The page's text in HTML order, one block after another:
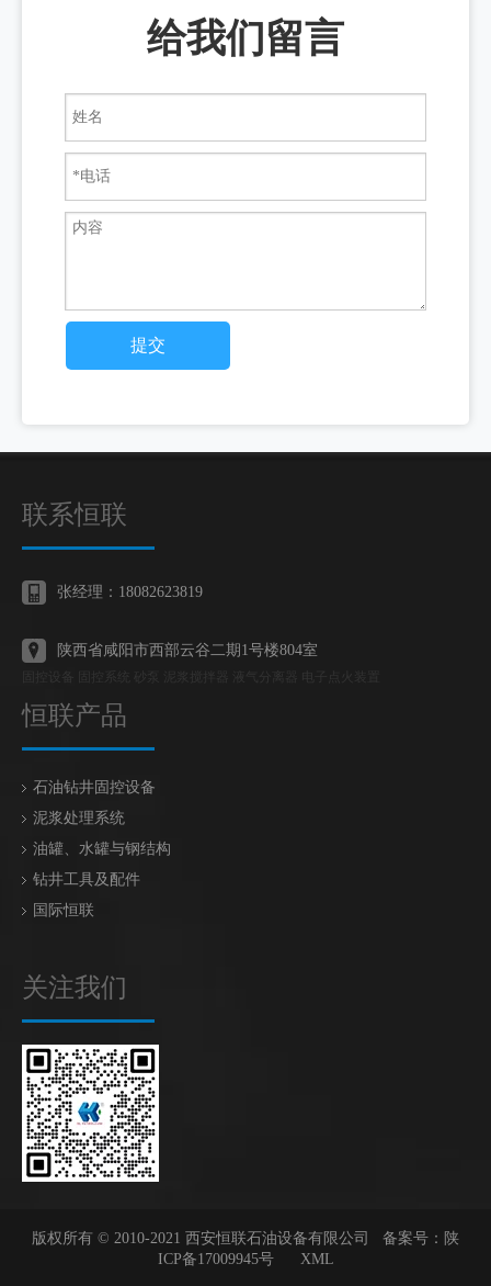
给我们留言
提交
联系恒联
张经理：18082623819
陕西省咸阳市西部云谷二期1号楼804室
恒联产品
石油钻井固控设备
泥浆处理系统
油罐、水罐与钢结构
钻井工具及配件
国际恒联
关注我们
版权所有 © 2010-2021 西安恒联石油设备有限公司 备案号： 陕
ICP备17009945号
XML